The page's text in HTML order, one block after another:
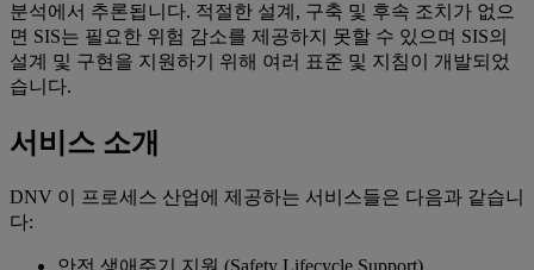
분석에서 추론됩니다. 적절한 설계, 구축 및 후속 조치가 없으
면 SIS는 필요한 위험 감소를 제공하지 못할 수 있으며 SIS의
설계 및 구현을 지원하기 위해 여러 표준 및 지침이 개발되었
습니다.
서비스 소개
DNV 이 프로세스 산업에 제공하는 서비스들은 다음과 같습니
다:
안전 생애주기 지원 (Safety Lifecycle Support)